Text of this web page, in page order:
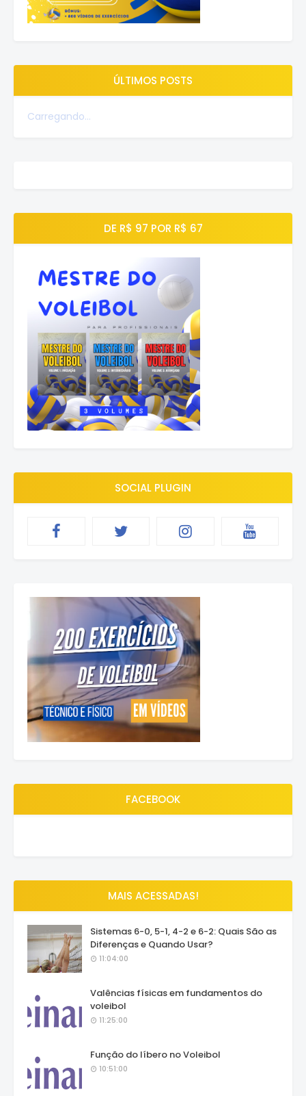
ÚLTIMOS POSTS
Carregando...
DE R$ 97 POR R$ 67
SOCIAL PLUGIN
FACEBOOK
MAIS ACESSADAS!
Sistemas 6-0, 5-1, 4-2 e 6-2: Quais São as
Diferenças e Quando Usar?
11:04:00
Valências físicas em fundamentos do
voleibol
11:25:00
Função do líbero no Voleibol
10:51:00